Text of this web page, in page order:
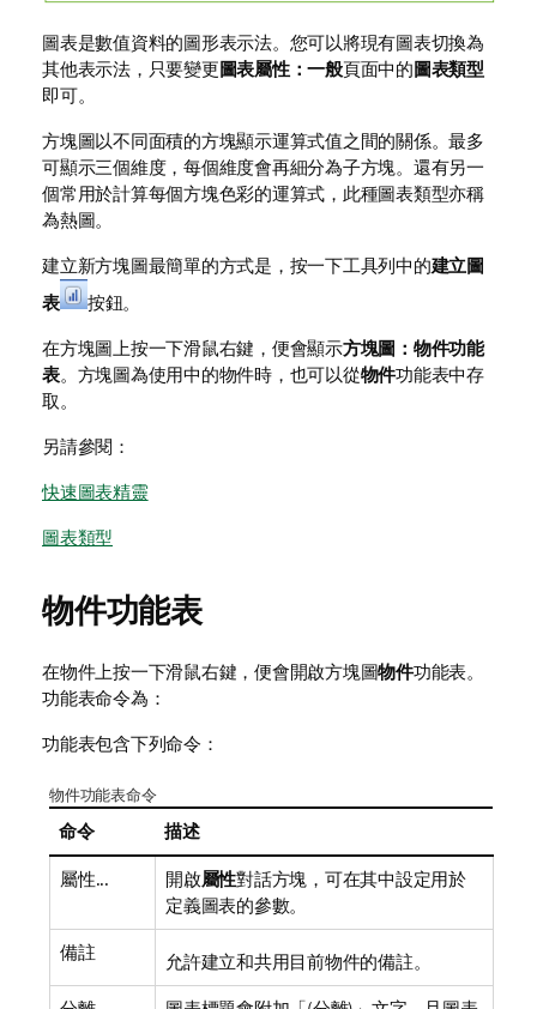
圖表是數值資料的圖形表示法。您可以將現有圖表切換為
其他表示法，只要變更圖表屬性：一般頁面中的圖表類型
即可。
方塊圖以不同面積的方塊顯示運算式值之間的關係。最多
可顯示三個維度，每個維度會再細分為子方塊。還有另一
個常用於計算每個方塊色彩的運算式，此種圖表類型亦稱
為熱圖。
建立新方塊圖最簡單的方式是，按一下工具列中的建立圖
表
按鈕。
在方塊圖上按一下滑鼠右鍵，便會顯示方塊圖：物件功能
表。方塊圖為使用中的物件時，也可以從物件功能表中存
取。
另請參閱：
快速圖表精靈
圖表類型
物件功能表
在物件上按一下滑鼠右鍵，便會開啟方塊圖物件功能表。
功能表命令為：
功能表包含下列命令：
物件功能表命令
命令 描述
屬性... 開啟屬性對話方塊，可在其中設定用於
定義圖表的參數。
備註 允許建立和共用目前物件的備註。